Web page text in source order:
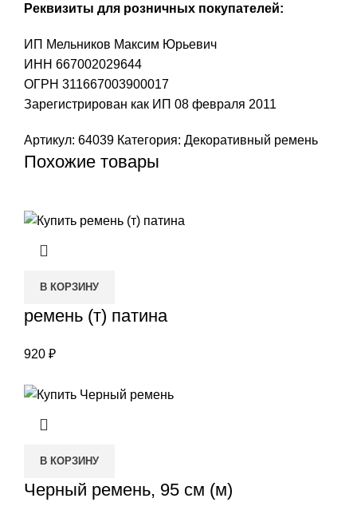
Реквизиты для розничных покупателей:
ИП Мельников Максим Юрьевич
ИНН 667002029644
ОГРН 311667003900017
Зарегистрирован как ИП 08 февраля 2011
Артикул: 64039 Категория: Декоративный ремень
Похожие товары
В КОРЗИНУ
ремень (т) патина
920 ₽
В КОРЗИНУ
Черный ремень, 95 см (м)